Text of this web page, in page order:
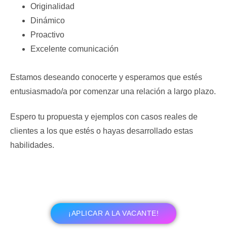
Originalidad
Dinámico
Proactivo
Excelente comunicación
Estamos deseando conocerte y esperamos que estés
entusiasmado/a por comenzar una relación a largo plazo.
Espero tu propuesta y ejemplos con casos reales de
clientes a los que estés o hayas desarrollado estas
habilidades.
¡APLICAR A LA VACANTE!